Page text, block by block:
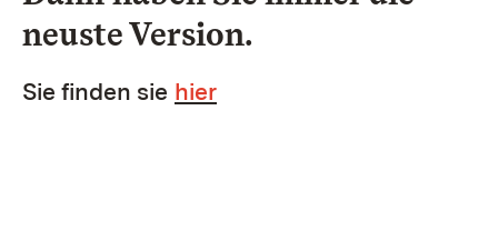
neuste Version.
Sie finden sie hier